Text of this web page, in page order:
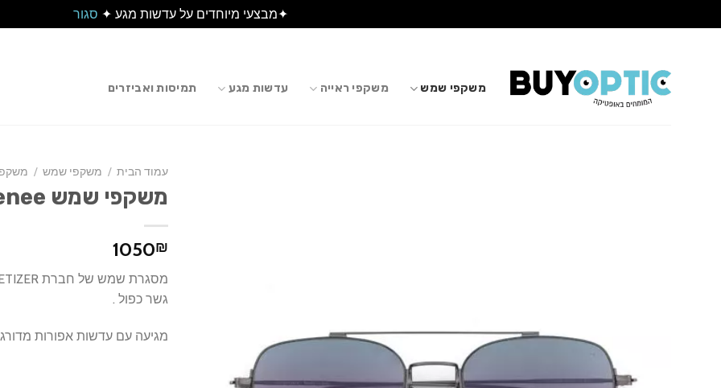
✦מבצעי מיוחדים על עדשות מגע ✦ סגור
משקפי שמש משקפי ראייה עדשות מגע תמיסות ואביזרים
עמוד הבית / משקפי שמש /
משקפי שמש EYEPETIZER Etienee
1050₪
גשר כפול .
מגיעה עם עדשות אפורות